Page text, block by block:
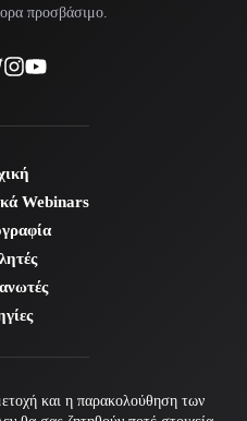
προσβάσιμο.
Webinars
και η παρακολούθηση των